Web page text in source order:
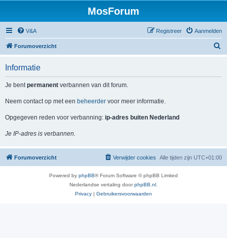
MosForum
V&A Aanmelden
Registreer
Forumoverzicht
Informatie
Je bentpermanent verbannen van dit forum.
Neem contact op met een beheerder voor meer informatie.
Opgegeven reden voor verbanning: ip-adres buiten Nederland
Je IP-adres is verbannen.
Forumoverzicht Alle tijden zijn UTC+01:00
Verwijder cookies
Powered by phpBB® Forum Software © phpBB Limited
Nederlandse vertaling doorphpBB.nl
Privacy | Gebruikersvoorwaarden